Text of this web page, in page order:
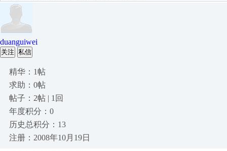
duanguiwei
关注 私信
精华：1帖
求助：0帖
帖子：2帖 | 1回
年度积分：0
历史总积分：13
注册：2008年10月19日